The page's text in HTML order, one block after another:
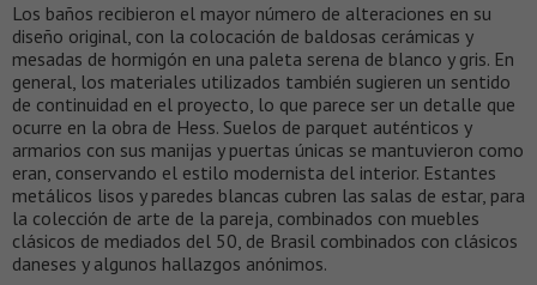
Los baños recibieron el mayor número de alteraciones en su
diseño original, con la colocación de baldosas cerámicas y
mesadas de hormigón en una paleta serena de blanco y gris. En
general, los materiales utilizados también sugieren un sentido
de continuidad en el proyecto, lo que parece ser un detalle que
ocurre en la obra de Hess. Suelos de parquet auténticos y
armarios con sus manijas y puertas únicas se mantuvieron como
eran, conservando el estilo modernista del interior. Estantes
metálicos lisos y paredes blancas cubren las salas de estar, para
la colección de arte de la pareja, combinados con muebles
clásicos de mediados del 50, de Brasil combinados con clásicos
daneses y algunos hallazgos anónimos.